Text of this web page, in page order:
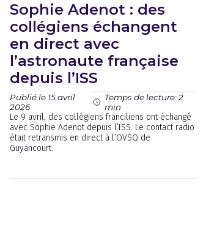
Sophie Adenot : des
collégiens échangent
en direct avec
l’astronaute française
depuis l’ISS
Publié le 15 avril
2026
Temps de lecture: 2
min
Le 9 avril, des collégiens franciliens ont échangé
avec Sophie Adenot depuis l’ISS. Le contact radio
était retransmis en direct à l’OVSQ de
Guyancourt.